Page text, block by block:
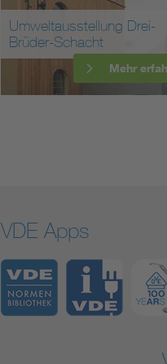
Umweltausstellung Drei-
Brüder-Schacht
Mehr
VDE Apps